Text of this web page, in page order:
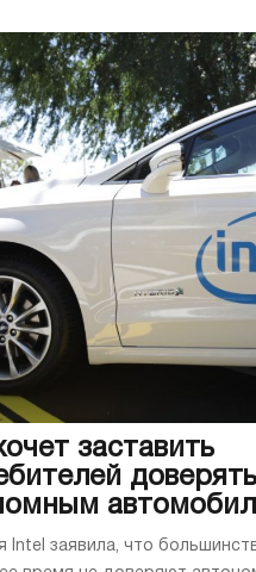
заставить
доверять
Intel заявила, что